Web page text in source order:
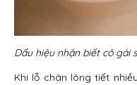
Dấu hiệu nhận biết cô gái
Khi lỗ chân lông tiết